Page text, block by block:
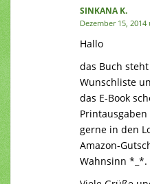
SINKANA K.
Dezember 15,
Hallo
das Buch
Wunschliste
das E-Book
gerne in den
Amazon-
Wahnsinn *_*.